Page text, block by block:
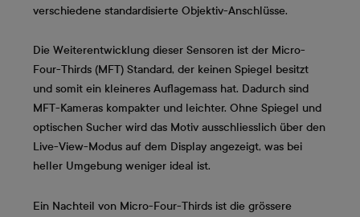
verschiedene standardisierte Objektiv-Anschlüsse.
Die Weiterentwicklung dieser Sensoren ist der Micro-
Four-Thirds (MFT) Standard, der keinen Spiegel besitzt
und somit ein kleineres Auflagemass hat. Dadurch sind
MFT-Kameras kompakter und leichter. Ohne Spiegel und
optischen Sucher wird das Motiv ausschliesslich über den
Live-View-Modus auf dem Display angezeigt, was bei
heller Umgebung weniger ideal ist.
Ein Nachteil von Micro-Four-Thirds ist die grössere